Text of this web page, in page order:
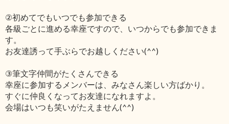
②初めてでもいつでも参加できる
各級ごとに進める幸座ですので、いつからでも参加できま
す。
お友達誘って手ぶらでお越しください(^^)
③筆文字仲間がたくさんできる
幸座に参加するメンバーは、みなさん楽しい方ばかり。
すぐに仲良くなってお友達になれますよ。
会場はいつも笑いがたえません(^^)